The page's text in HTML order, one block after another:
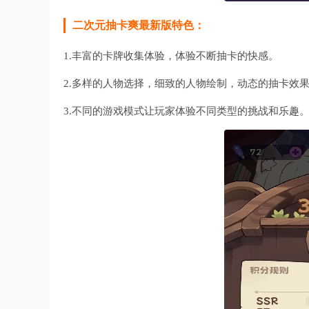
二次元抽卡爽最新版特色：
1.丰富的卡牌收集体验，体验不断抽卡的快感。
2.多样的人物选择，细致的人物绘制，动态的抽卡效
3.不同的游戏模式让玩家体验不同类型的挑战和乐趣。